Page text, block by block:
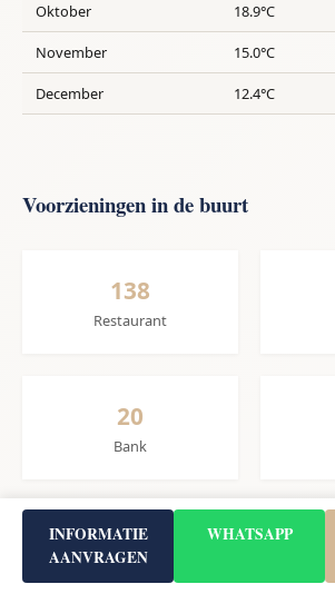
Oktober 18.9°C
November 15.0°C
December 12.4°C
Voorzieningen in de buurt
138
Restaurant
20
Bank
3
INFORMATIE
AANVRAGEN
WHATSAPP